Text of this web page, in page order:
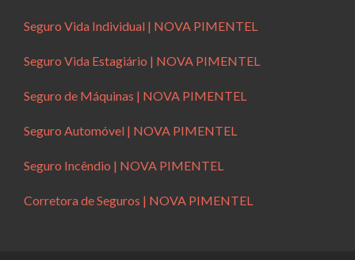
Seguro Vida Individual | NOVA PIMENTEL
Seguro Vida Estagiário | NOVA PIMENTEL
Seguro de Máquinas | NOVA PIMENTEL
Seguro Automóvel | NOVA PIMENTEL
Seguro Incêndio | NOVA PIMENTEL
Corretora de Seguros | NOVA PIMENTEL